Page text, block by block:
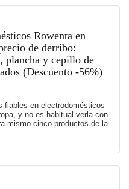
Rowenta en
de derribo:
plancha y cepillo de
(Descuento -56%)
fiables en electrodomésticos
y no es habitual verla con
mismo cinco productos de la